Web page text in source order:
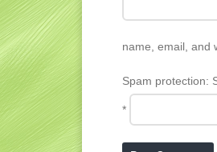
name, email, and
Spam protection:
*